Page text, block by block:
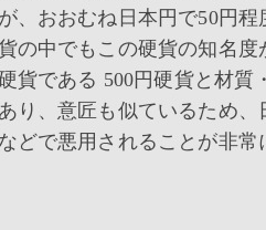
、おおむね日本円で50円程
中でもこの硬貨の知名度
貨である 500円硬貨と材質
り、意匠も似ているため、
どで悪用されることが非常